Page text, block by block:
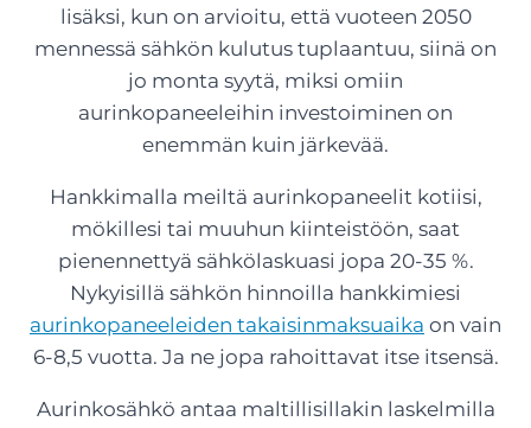
lisäksi, kun on arvioitu, että vuoteen 2050
mennessä sähkön kulutus tuplaantuu, siinä on
jo monta syytä, miksi omiin
aurinkopaneeleihin investoiminen on
enemmän kuin järkevää.
Hankkimalla meiltä aurinkopaneelit kotiisi,
mökillesi tai muuhun kiinteistöön, saat
pienennettyä sähkölaskuasi jopa 20-35 %.
Nykyisillä sähkön hinnoilla hankkimiesi
aurinkopaneeleiden takaisinmaksuaika on vain
6-8,5 vuotta. Ja ne jopa rahoittavat itse itsensä.
Aurinkosähkö antaa maltillisillakin laskelmilla